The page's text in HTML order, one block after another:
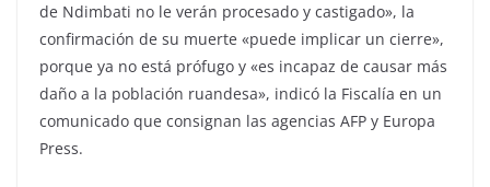
de Ndimbati no le verán procesado y castigado», la
confirmación de su muerte «puede implicar un cierre»,
porque ya no está prófugo y «es incapaz de causar más
daño a la población ruandesa», indicó la Fiscalía en un
comunicado que consignan las agencias AFP y Europa
Press.